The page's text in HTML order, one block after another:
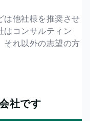
は他社様を推奨させ
はコンサルティン
それ以外の志望の方
社です